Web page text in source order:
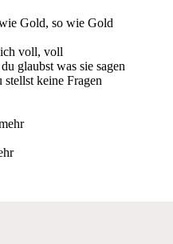
Gold, so wie Gold
voll, voll
glaubst was sie sagen
stellst keine Fragen